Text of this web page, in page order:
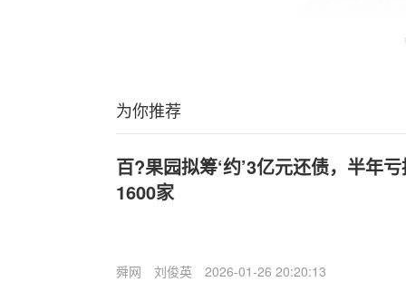
为你推荐
百?果园拟筹‘约’3亿元还债，半年
1600家
舜网 刘俊英 2026-01-26 20:20:13